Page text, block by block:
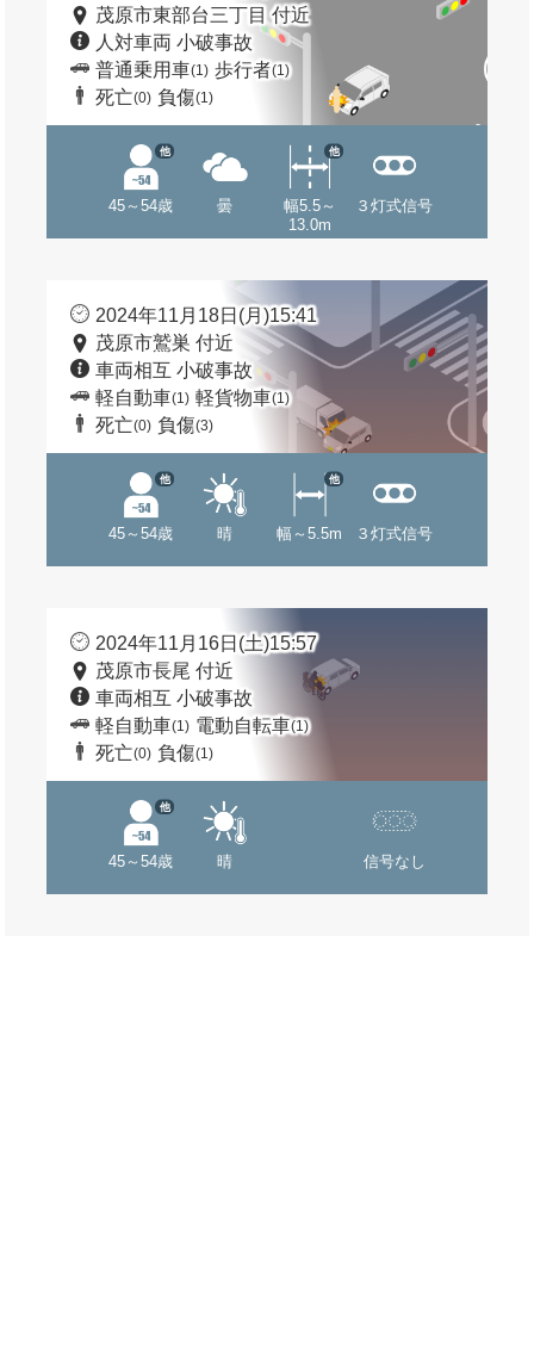
茂原市東部台三丁目 付近
人対車両 小破事故
普通乗用車(1) 歩行者(1)
死亡(0) 負傷(1)
45～54歳
他
曇
幅5.5～
13.0m
他
３灯式信号
2024年11月18日(月)15:41
茂原市鷲巣 付近
車両相互 小破事故
軽自動車(1) 軽貨物車(1)
死亡(0) 負傷(3)
45～54歳
他
晴 幅～5.5m
他
３灯式信号
2024年11月16日(土)15:57
茂原市長尾 付近
車両相互 小破事故
軽自動車(1) 電動自転車(1)
死亡(0) 負傷(1)
45～54歳
他
晴 信号なし